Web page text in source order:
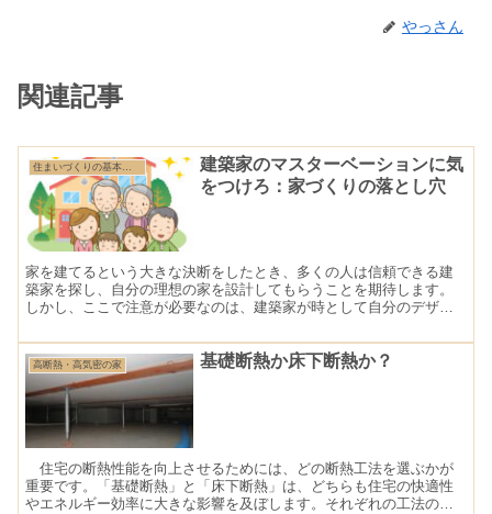
やっさん
関連記事
住まいづくりの基本（住まいづくりの考え方と進め方）
建築家のマスターベーションに気
をつけろ：家づくりの落とし穴
家を建てるという大きな決断をしたとき、多くの人は信頼できる建
築家を探し、自分の理想の家を設計してもらうことを期待します。
しかし、ここで注意が必要なのは、建築家が時として自分のデザイ
と...
高断熱・高気密の家 基礎断熱か床下断熱か？
住宅の断熱性能を向上させるためには、どの断熱工法を選ぶかが
重要です。「基礎断熱」と「床下断熱」は、どちらも住宅の快適性
やエネルギー効率に大きな影響を及ぼします。それぞれの工法の特